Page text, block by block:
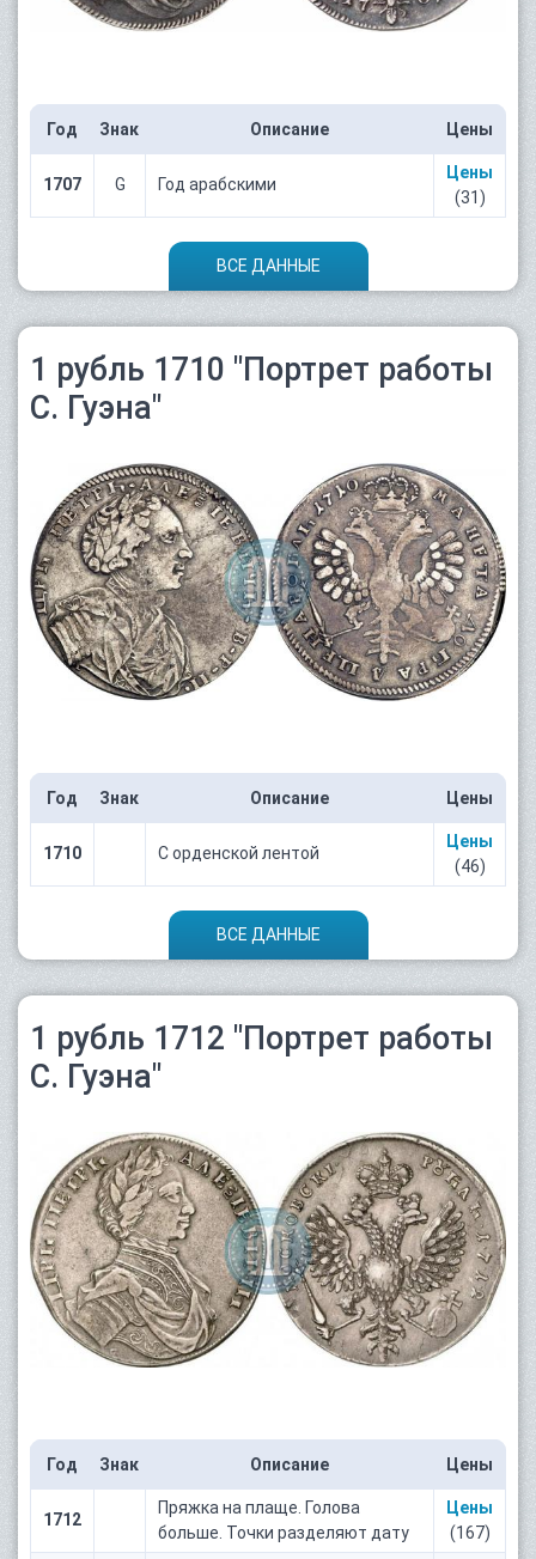
Год Знак Описание Цены
1707 G Год арабскими
Цены
(31)
ВСЕ ДАННЫЕ
1 рубль 1710 "Портрет работы
С. Гуэна"
Год Знак Описание Цены
1710 С орденской лентой
Цены
(46)
ВСЕ ДАННЫЕ
1 рубль 1712 "Портрет работы
С. Гуэна"
Год Знак Описание Цены
1712
Пряжка на плаще. Голова
больше. Точки разделяют дату
Цены
(167)